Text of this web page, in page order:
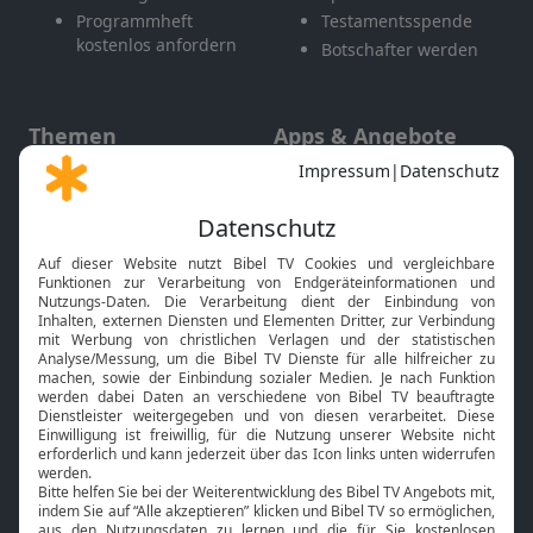
Programmheft
kostenlos anfordern
Testamentsspende
Botschafter werden
Themen
Gott und Bibel erklärt
Neuigkeiten
Apps & Angebote
Mobile App
Smart TV
HbbTV
Bibelthek Online-Bibel
Nächster Gottesdienst
Bibel TV
Über uns
Service
Kontakt